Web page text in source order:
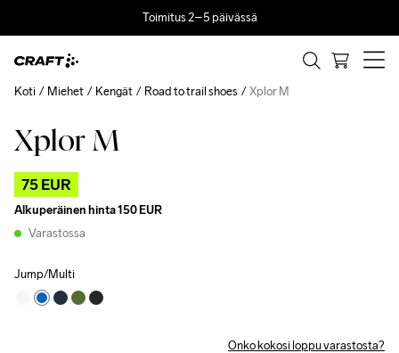
Toimitus 2–5 päivässä
Xplor M
75 EUR
Alkuperäinen hinta150 EUR
Varastossa
Jump/Multi
Onko kokosi loppu varastosta?
Koti Miehet Kengät Road to trail shoes Xplor M
Outlet